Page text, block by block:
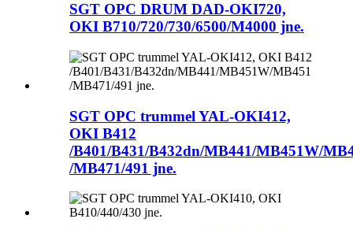
SGT OPC DRUM DAD-OKI720,
OKI B710/720/730/6500/M4000 jne.
SGT OPC trummel YAL-OKI412,
OKI B412
/B401/B431/B432dn/MB441/MB451W/
/MB471/491 jne.